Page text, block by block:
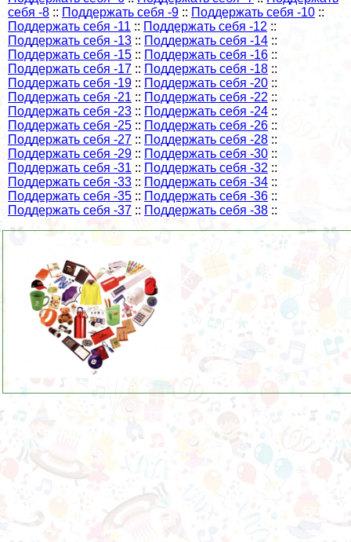
себя -8 :: Поддержать себя -9 :: Поддержать себя -10 ::
Поддержать себя -11 :: Поддержать себя -12 ::
Поддержать себя -13 :: Поддержать себя -14 ::
Поддержать себя -15 :: Поддержать себя -16 ::
Поддержать себя -17 :: Поддержать себя -18 ::
Поддержать себя -19 :: Поддержать себя -20 ::
Поддержать себя -21 :: Поддержать себя -22 ::
Поддержать себя -23 :: Поддержать себя -24 ::
Поддержать себя -25 :: Поддержать себя -26 ::
Поддержать себя -27 :: Поддержать себя -28 ::
Поддержать себя -29 :: Поддержать себя -30 ::
Поддержать себя -31 :: Поддержать себя -32 ::
Поддержать себя -33 :: Поддержать себя -34 ::
Поддержать себя -35 :: Поддержать себя -36 ::
Поддержать себя -37 :: Поддержать себя -38 ::